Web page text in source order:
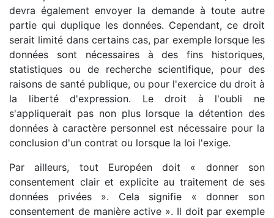
devra également envoyer la demande à toute autre
partie qui duplique les données. Cependant, ce droit
serait limité dans certains cas, par exemple lorsque les
données sont nécessaires à des fins historiques,
statistiques ou de recherche scientifique, pour des
raisons de santé publique, ou pour l'exercice du droit à
la liberté d'expression. Le droit à l'oubli ne
s'appliquerait pas non plus lorsque la détention des
données à caractère personnel est nécessaire pour la
conclusion d'un contrat ou lorsque la loi l'exige.
Par ailleurs, tout Européen doit « donner son
consentement clair et explicite au traitement de ses
données privées ». Cela signifie « donner son
consentement de manière active ». Il doit par exemple